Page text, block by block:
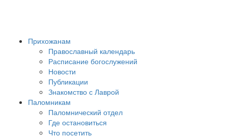
Прихожанам
Православный календарь
Расписание богослужений
Новости
Публикации
Знакомство с Лаврой
Паломникам
Паломнический отдел
Где остановиться
Что посетить